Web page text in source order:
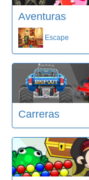
Aventuras
Escape
Carreras